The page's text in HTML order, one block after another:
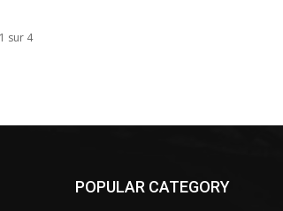
sur 4
POPULAR CATEGORY